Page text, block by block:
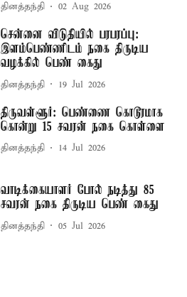
தினத்தந்தி 02 Aug 2026
சென்னை விடுதியில் பரபரப்பு:
இளம்பெண்ணிடம் நகை திருடிய
வழக்கில் பெண் கைது
தினத்தந்தி 19 Jul 2026
திருவள்ளூர்: பெண்ணை கொடூரமாக
கொன்று 15 சவரன் நகை கொள்ளை
தினத்தந்தி 14 Jul 2026
வாடிக்கையாளர் போல் நடித்து 85
சவரன் நகை திருடிய பெண் கைது
தினத்தந்தி 05 Jul 2026